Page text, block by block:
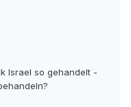
Israel so gehandelt -